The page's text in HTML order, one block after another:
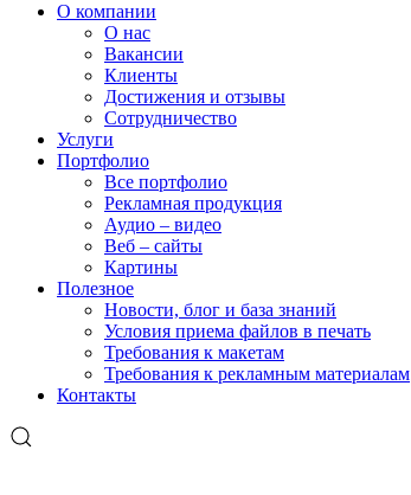
О компании
О нас
Вакансии
Клиенты
Достижения и отзывы
Сотрудничество
Услуги
Портфолио
Все портфолио
Рекламная продукция
Аудио – видео
Веб – сайты
Картины
Полезное
Новости, блог и база знаний
Условия приема файлов в печать
Требования к макетам
Требования к рекламным материалам
Контакты